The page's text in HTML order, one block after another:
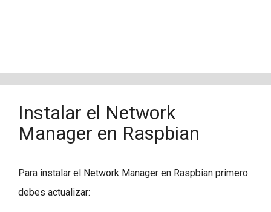
Instalar el Network
Manager en Raspbian
Para instalar el Network Manager en Raspbian primero
debes actualizar: